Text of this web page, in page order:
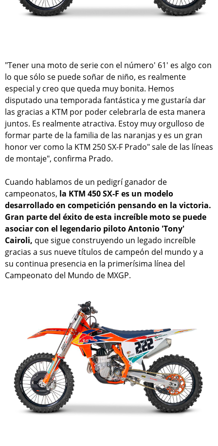
"Tener una moto de serie con el número' 61' es algo con
lo que sólo se puede soñar de niño, es realmente
especial y creo que queda muy bonita. Hemos
disputado una temporada fantástica y me gustaría dar
las gracias a KTM por poder celebrarla de esta manera
juntos. Es realmente atractiva. Estoy muy orgulloso de
formar parte de la familia de las naranjas y es un gran
honor ver como la KTM 250 SX-F Prado" sale de las líneas
de montaje", confirma Prado.
Cuando hablamos de un pedigrí ganador de
campeonatos, la KTM 450 SX-F es un modelo
desarrollado en competición pensando en la victoria.
Gran parte del éxito de esta increíble moto se puede
asociar con el legendario piloto Antonio 'Tony'
Cairoli, que sigue construyendo un legado increíble
gracias a sus nueve títulos de campeón del mundo y a
su continua presencia en la primerísima línea del
Campeonato del Mundo de MXGP.